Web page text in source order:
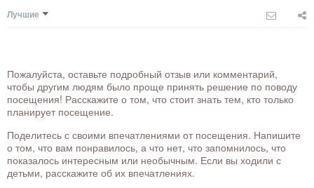
Лучшие
Пожалуйста, оставьте подробный отзыв или комментарий,
чтобы другим людям было проще принять решение по поводу
посещения! Расскажите о том, что стоит знать тем, кто только
планирует посещение.
Поделитесь с своими впечатлениями от посещения. Напишите
о том, что вам понравилось, а что нет, что запомнилось, что
показалось интересным или необычным. Если вы ходили с
детьми, расскажите об их впечатлениях.